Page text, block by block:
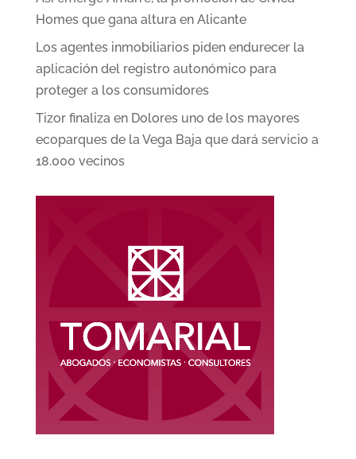
Homes que gana altura en Alicante
Los agentes inmobiliarios piden endurecer la
aplicación del registro autonómico para
proteger a los consumidores
Tizor finaliza en Dolores uno de los mayores
ecoparques de la Vega Baja que dará servicio a
18.000 vecinos